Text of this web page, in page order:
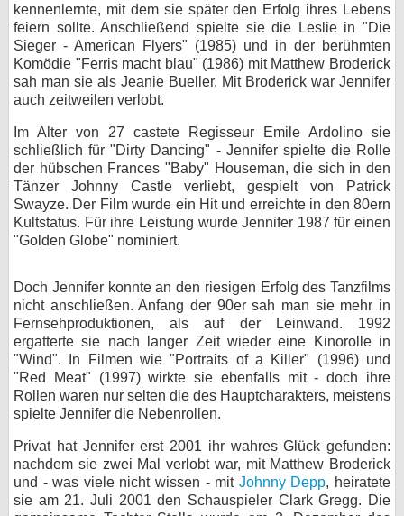
kennenlernte, mit dem sie später den Erfolg ihres Lebens
feiern sollte. Anschließend spielte sie die Leslie in "Die
Sieger - American Flyers" (1985) und in der berühmten
Komödie "Ferris macht blau" (1986) mit Matthew Broderick
sah man sie als Jeanie Bueller. Mit Broderick war Jennifer
auch zeitweilen verlobt.
Im Alter von 27 castete Regisseur Emile Ardolino sie
schließlich für "Dirty Dancing" - Jennifer spielte die Rolle
der hübschen Frances "Baby" Houseman, die sich in den
Tänzer Johnny Castle verliebt, gespielt von Patrick
Swayze. Der Film wurde ein Hit und erreichte in den 80ern
Kultstatus. Für ihre Leistung wurde Jennifer 1987 für einen
"Golden Globe" nominiert.
Doch Jennifer konnte an den riesigen Erfolg des Tanzfilms
nicht anschließen. Anfang der 90er sah man sie mehr in
Fernsehproduktionen, als auf der Leinwand. 1992
ergatterte sie nach langer Zeit wieder eine Kinorolle in
"Wind". In Filmen wie "Portraits of a Killer" (1996) und
"Red Meat" (1997) wirkte sie ebenfalls mit - doch ihre
Rollen waren nur selten die des Hauptcharakters, meistens
spielte Jennifer die Nebenrollen.
Privat hat Jennifer erst 2001 ihr wahres Glück gefunden:
nachdem sie zwei Mal verlobt war, mit Matthew Broderick
und - was viele nicht wissen - mit Johnny Depp, heiratete
sie am 21. Juli 2001 den Schauspieler Clark Gregg. Die
Nutzungsbedingungen
Datenschutz
Impressum
Desktop-Ansicht
myFanbase